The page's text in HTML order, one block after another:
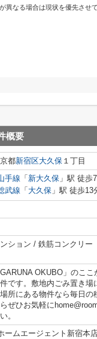
異なる場合は現状を優先させ
概要
都新宿区大久保 １丁目
手線 「 新大久保 」駅 徒歩
武線 「 大久保 」駅 徒歩13
ション / 鉄筋コンクリー
GARUNA OKUBO」のこ
です。敷地内ごみ置き場
所にある物件なら毎日の
ぜひお気軽に
。
ームエージェント新宿本